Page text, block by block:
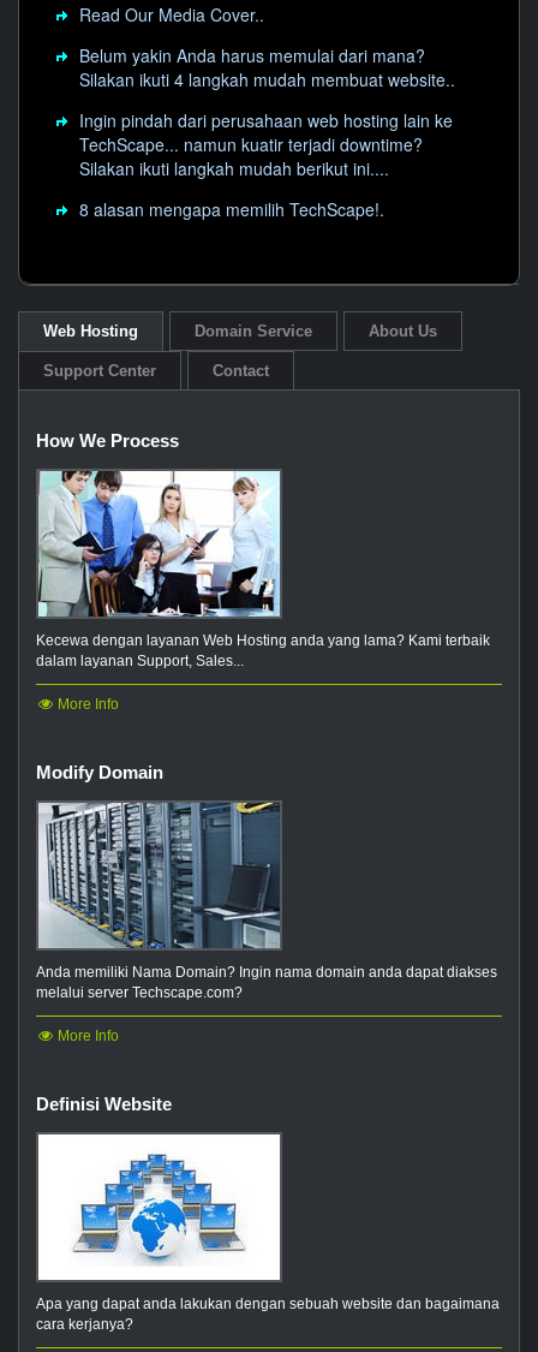
Read Our Media Cover..
Belum yakin Anda harus memulai dari mana?
Silakan ikuti 4 langkah mudah membuat website..
Ingin pindah dari perusahaan web hosting lain ke
TechScape... namun kuatir terjadi downtime?
Silakan ikuti langkah mudah berikut ini....
8 alasan mengapa memilih TechScape!.
Web Hosting Domain Service About Us
Support Center Contact
How We Process
Kecewa dengan layanan Web Hosting anda yang lama? Kami terbaik
dalam layanan Support, Sales...
More Info
Modify Domain
Anda memiliki Nama Domain? Ingin nama domain anda dapat diakses
melalui server Techscape.com?
More Info
Definisi Website
Apa yang dapat anda lakukan dengan sebuah website dan bagaimana
cara kerjanya?